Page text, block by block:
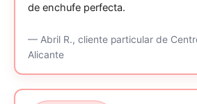
de enchufe perfecta.
—Abril R., cliente particularde
Alicante